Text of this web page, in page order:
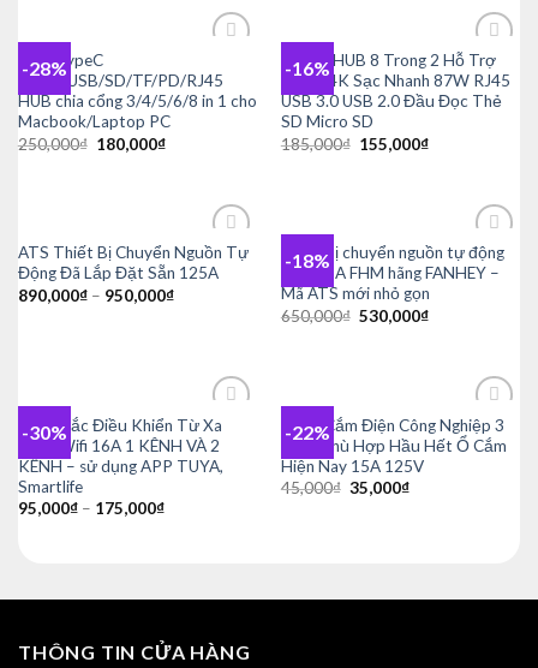
-28%
wishlist
HUB TypeC
HDMI/USB/SD/TF/PD/RJ45
HUB chia cổng 3/4/5/6/8 in 1 cho
Macbook/Laptop PC
250,000₫ Giá
180,000₫Giá
180,000₫.
-16%
Add to
wishlist
USB-C HUB 8 Trong 2 Hỗ Trợ
HDMI 4K Sạc Nhanh 87W RJ45
USB 3.0 USB 2.0 Đầu Đọc Thẻ
SD Micro SD
185,000₫ Giá
155,000₫Giá
155,000₫.
Add to
wishlist
ATS Thiết Bị Chuyển Nguồn Tự
Động Đã Lắp Đặt Sẵn 125A
890,000₫– 950,000₫
-18%
Add to
wishlist
Thiết bị chuyển nguồn tự động
ATS 63A FHM hãng FANHEY –
Mã ATS mới nhỏ gọn
650,000₫ Giá
530,000₫Giá
530,000₫.
-30%
Add to
wishlist
Công Tắc Điều Khiển Từ Xa
Bằng Wifi 16A 1 KÊNH VÀ 2
KÊNH – sử dụng APP TUYA,
Smartlife
95,000₫– 175,000₫
-22%
Add to
wishlist
Phích Cắm Điện Công Nghiệp 3
Chân Phù Hợp Hầu Hết Ổ Cắm
Hiện Nay 15A 125V
45,000₫ Giá
gốc
35,000₫Giá
THÔNG TIN CỬA HÀNG